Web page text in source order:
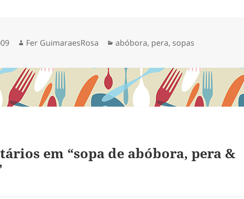
Autor
Fer GuimaraesRosa Categorias
abóbora, pera, sopas
em “sopa de abóbora, pera &